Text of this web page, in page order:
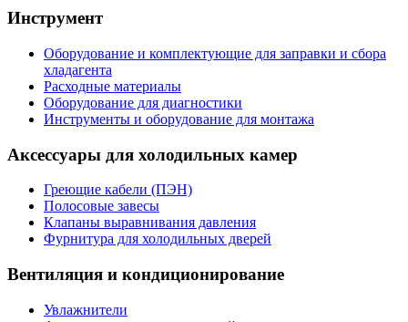
Инструмент
Оборудование и комплектующие для заправки и сбора
хладагента
Расходные материалы
Оборудование для диагностики
Инструменты и оборудование для монтажа
Аксессуары для холодильных камер
Греющие кабели (ПЭН)
Полосовые завесы
Клапаны выравнивания давления
Фурнитура для холодильных дверей
Вентиляция и кондиционирование
Увлажнители